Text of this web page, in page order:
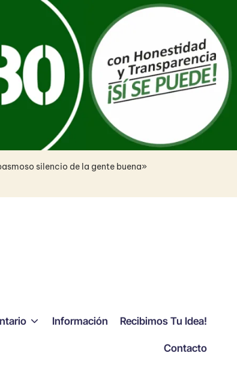
silencio de la gente buena»
Información Recibimos Tu Idea!
Contacto